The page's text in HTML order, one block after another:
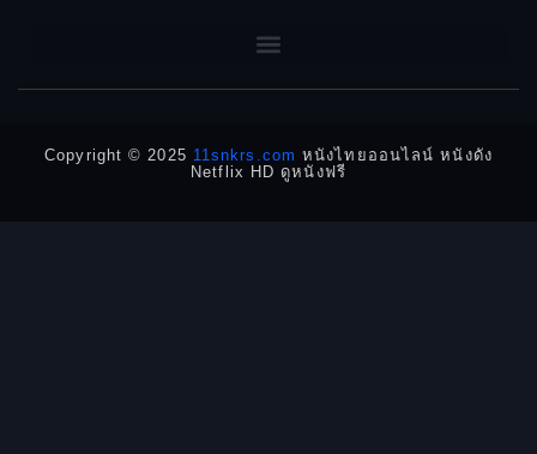
DC
Detective สืบสวน
Copyright © 2025 11snkrs.com หนังไทยออนไลน์ หนังดัง
Netflix HD ดูหนังฟรี